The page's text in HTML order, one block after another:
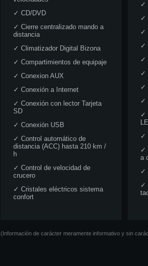
✓ CD/DVD
✓ Cierre centralizado mando a
distancia
✓ Climatizador Digital Bizona
✓ Compartimientos de equipaje
✓ Conexion AUX
✓ Conexión a Internet
✓ Conexión con lector Tarjeta
SD
✓ Conexión USB
✓ Control automático de
distancia (ACC) hasta 210 km /
h
✓ Control de velocidad de
crucero
✓ Cristales eléctricos sistema
confort
✓
✓
✓
✓
✓
✓
✓
✓
✓
✓
✓
a
✓
✓
(Información de carácter meramente informativo y sin